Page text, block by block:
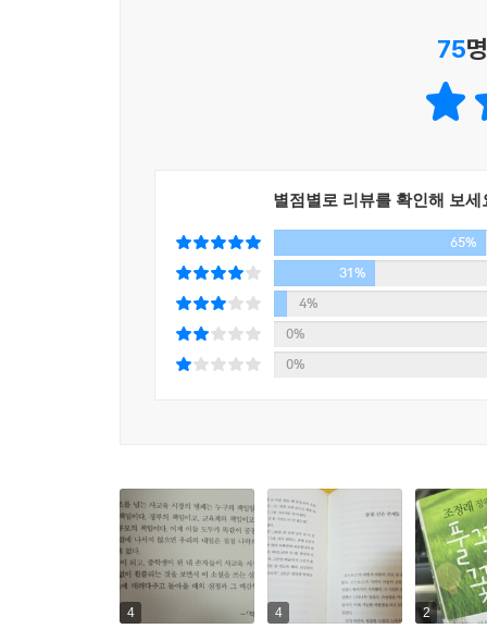
있는 왕따 문제, 부모의 성적 관리에 짓눌려 가
누구 하나 허투루 포기할 수 없는, 우리는 모두 풀
무너진 공교육의 실태 속에서도 잡초처럼 꿋꿋
삶의 목표는 고교생 아들의 대학 진학뿐인 전
찾아온 미국인 포먼, 심화되고 있는 학교 폭력의
되고 있다는 사실을 스스로 알게 해주는 초등학
한국 사회의 가치관을 고민하는 이들을 위한 우리
OECD 회원국들 중에 가장 긴 시간을 공부하는
자살하는 학생은 하루 평균 1.5명, 급기야 성적
75
별점별로 리뷰를 확인해 보세
65%
31%
4%
0%
0%
4 4 2